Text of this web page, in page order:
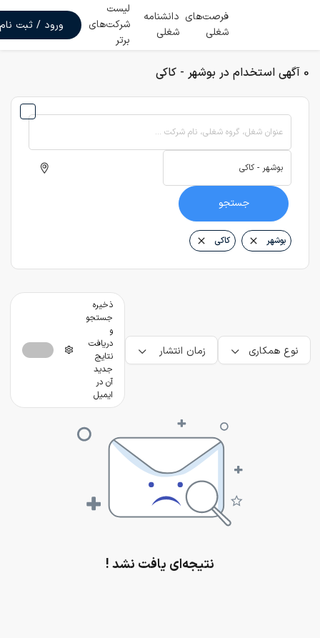
فرصت‌های
شغلی
دانشنامه
شغلی
لیست
شرکت‌های
برتر
ورود / ثبت نام
0 آگهی استخدام در بوشهر - کاکی
عنوان شغل، گروه شغلی، نام شرکت ...
جستجو
بوشهر کاکی
نوع همکاری زمان انتشار
ذخیره
جستجو
و
دریافت
نتایج
جدید
آن در
ایمیل
نتیجه‌ای یافت نشد !